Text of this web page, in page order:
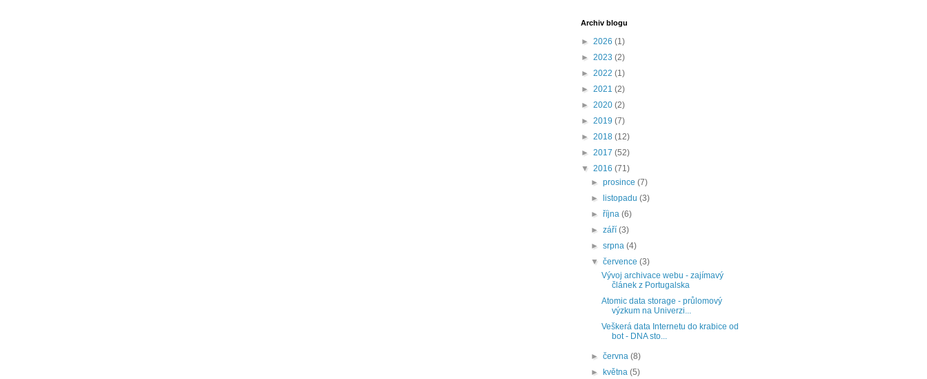
Archiv blogu
► 2026 (1)
► 2023 (2)
► 2022 (1)
► 2021 (2)
► 2020 (2)
► 2019 (7)
► 2018 (12)
► 2017 (52)
▼ 2016 (71)
►prosince(7)
►
listopadu(3)
►října(6)
►září(3)
►srpna(4)
▼července(3)
Vývoj archivace webu - zajímavý
článek z Portugalska
Atomic data storage - průlomový
výzkum na Univerzi...
Veškerá data Internetu do krabice od
bot - DNA sto...
►června(8)
►
května(5)